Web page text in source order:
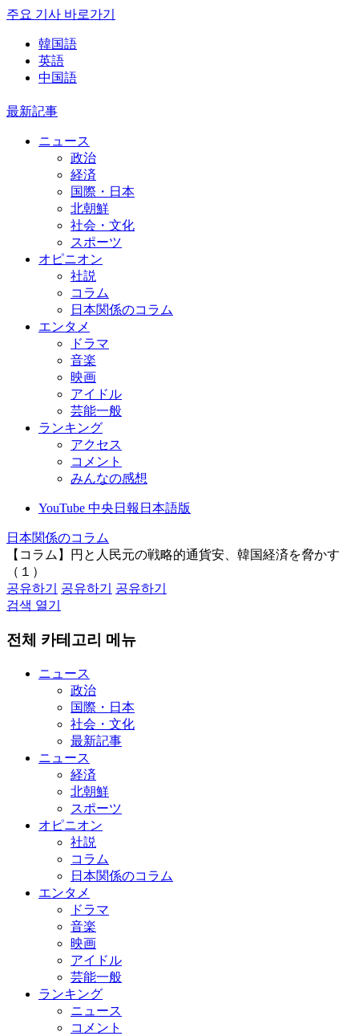
주요 기사 바로가기
韓国語
英語
中国語
最新記事
ニュース
政治
経済
国際・日本
北朝鮮
社会・文化
スポーツ
オピニオン
社説
コラム
日本関係のコラム
エンタメ
ドラマ
音楽
映画
アイドル
芸能一般
ランキング
アクセス
コメント
みんなの感想
YouTube 中央日報日本語版
日本関係のコラム
【コラム】円と人民元の戦略的通貨安、韓国経済を脅かす
（１）
공유하기
공유하기
공유하기
검색 열기
전체 카테고리 메뉴
ニュース
政治
国際・日本
社会・文化
最新記事
ニュース
経済
北朝鮮
スポーツ
オピニオン
社説
コラム
日本関係のコラム
エンタメ
ドラマ
音楽
映画
アイドル
芸能一般
ランキング
ニュース
コメント